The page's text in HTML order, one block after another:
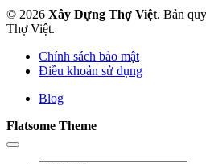
© 2026 Xây Dựng Thợ Việt. Bản
Thợ Việt.
Chính sách bảo mật
Điều khoản sử dụng
Blog
Flatsome Theme